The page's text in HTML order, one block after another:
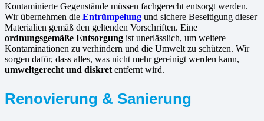
Kontaminierte Gegenstände müssen fachgerecht entsorgt werden.
Wir übernehmen die Entrümpelung und sichere Beseitigung dieser
Materialien gemäß den geltenden Vorschriften. Eine
ordnungsgemäße Entsorgung ist unerlässlich, um weitere
Kontaminationen zu verhindern und die Umwelt zu schützen. Wir
sorgen dafür, dass alles, was nicht mehr gereinigt werden kann,
umweltgerecht und diskret entfernt wird.
Renovierung & Sanierung